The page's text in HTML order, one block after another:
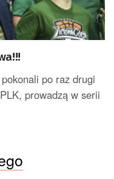
po raz drugi
prowadzą w serii